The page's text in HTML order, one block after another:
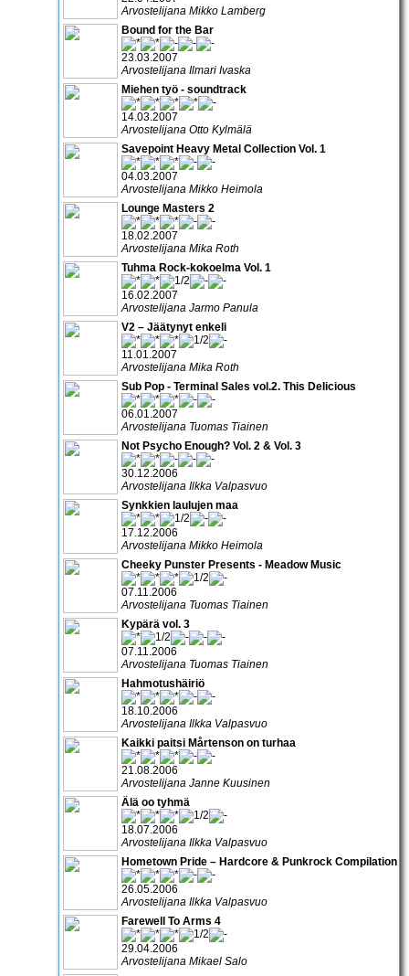
Arvostelijana Mikko Lamberg
Bound for the Bar
23.03.2007
Arvostelijana Ilmari Ivaska
Miehen työ - soundtrack
14.03.2007
Arvostelijana Otto Kylmälä
Savepoint Heavy Metal Collection Vol. 1
04.03.2007
Arvostelijana Mikko Heimola
Lounge Masters 2
18.02.2007
Arvostelijana Mika Roth
Tuhma Rock-kokoelma Vol. 1
16.02.2007
Arvostelijana Jarmo Panula
V2 – Jäätynyt enkeli
11.01.2007
Arvostelijana Mika Roth
Sub Pop - Terminal Sales vol.2. This Delicious
06.01.2007
Arvostelijana Tuomas Tiainen
Not Psycho Enough? Vol. 2 & Vol. 3
30.12.2006
Arvostelijana Ilkka Valpasvuo
Synkkien laulujen maa
17.12.2006
Arvostelijana Mikko Heimola
Cheeky Punster Presents - Meadow Music
07.11.2006
Arvostelijana Tuomas Tiainen
Kypärä vol. 3
07.11.2006
Arvostelijana Tuomas Tiainen
Hahmotushäiriö
18.10.2006
Arvostelijana Ilkka Valpasvuo
Kaikki paitsi Mårtenson on turhaa
21.08.2006
Arvostelijana Janne Kuusinen
Älä oo tyhmä
18.07.2006
Arvostelijana Ilkka Valpasvuo
Hometown Pride – Hardcore & Punkrock Compilation
26.05.2006
Arvostelijana Ilkka Valpasvuo
Farewell To Arms 4
29.04.2006
Arvostelijana Mikael Salo